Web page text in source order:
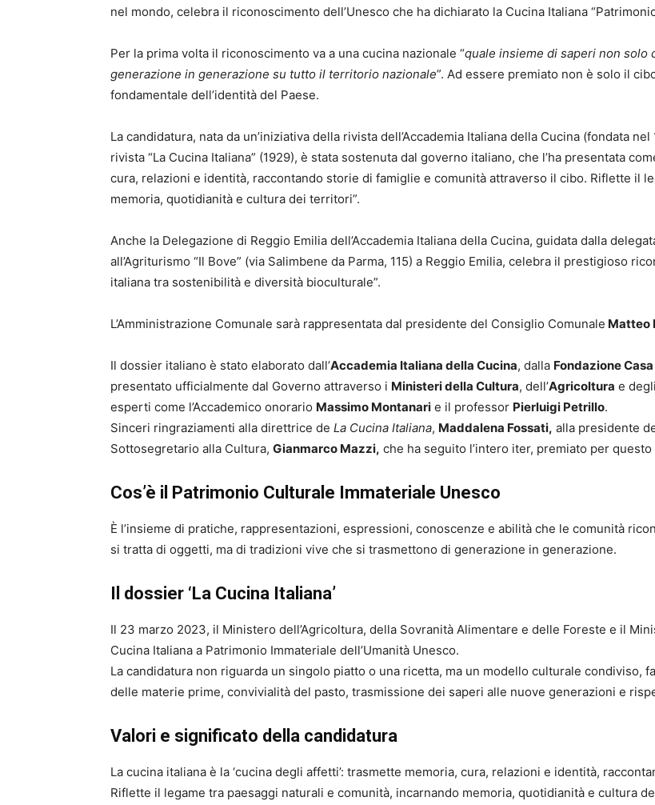
nel mondo, celebra il riconoscimento dell’Unesco che ha dichiarato la Cucina Italiana
Per la prima volta il riconoscimento va a una cucina nazionale “quale insieme di saperi non solo
generazione in generazione su tutto il territorio nazionale”. Ad essere premiato non è solo il
fondamentale dell’identità del Paese.
La candidatura, nata da un’iniziativa della rivista dell’Accademia Italiana della Cucina (fondata
rivista “La Cucina Italiana” (1929), è stata sostenuta dal governo italiano, che l’ha presentata
cura, relazioni e identità, raccontando storie di famiglie e comunità attraverso il cibo. Riflette il
memoria, quotidianità e cultura dei territori”.
Anche la Delegazione di Reggio Emilia dell’Accademia Italiana della Cucina, guidata dalla
all’Agriturismo “Il Bove” (via Salimbene da Parma, 115) a Reggio Emilia, celebra il prestigioso
italiana tra sostenibilità e diversità bioculturale”.
L’Amministrazione Comunale sarà rappresentata dal presidente del Consiglio Comunale Matteo
Il dossier italiano è stato elaborato dall’Accademia Italiana della Cucina, dalla Fondazione
presentato ufficialmente dal Governo attraverso i Ministeri della Cultura, dell’Agricoltura e degli
esperti come l’Accademico onorario Massimo Montanari e il professor Pierluigi Petrillo.
Sinceri ringraziamenti alla direttrice de La Cucina Italiana, Maddalena Fossati, alla presidente
Sottosegretario alla Cultura, Gianmarco Mazzi, che ha seguito l’intero iter, premiato per
Cos’è il Patrimonio Culturale Immateriale Unesco
È l’insieme di pratiche, rappresentazioni, espressioni, conoscenze e abilità che le comunità
si tratta di oggetti, ma di tradizioni vive che si trasmettono di generazione in generazione.
Il dossier ‘La Cucina Italiana’
Il 23 marzo 2023, il Ministero dell’Agricoltura, della Sovranità Alimentare e delle Foreste e il
Cucina Italiana a Patrimonio Immateriale dell’Umanità Unesco.
La candidatura non riguarda un singolo piatto o una ricetta, ma un modello culturale condiviso,
delle materie prime, convivialità del pasto, trasmissione dei saperi alle nuove generazioni e
Valori e significato della candidatura
La cucina italiana è la ‘cucina degli affetti’: trasmette memoria, cura, relazioni e identità,
Riflette il legame tra paesaggi naturali e comunità, incarnando memoria, quotidianità e cultura